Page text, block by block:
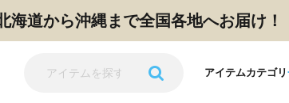
海道から沖縄まで全国各地へお届け！
アイテムカテゴリ